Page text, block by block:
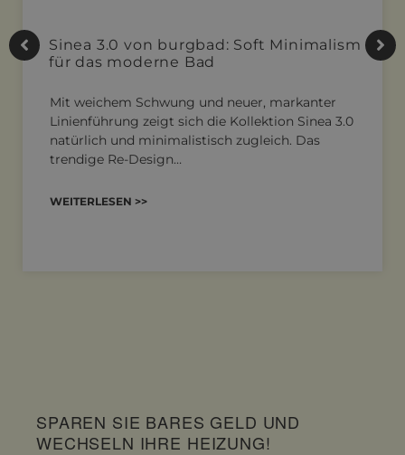
Sinea 3.0 von burgbad: Soft Minimalism
für das moderne Bad
Mit weichem Schwung und neuer, markanter
Linienführung zeigt sich die Kollektion Sinea 3.0
natürlich und minimalistisch zugleich. Das
trendige Re-Design…
WEITERLESEN >>
SPAREN SIE BARES GELD UND
WECHSELN IHRE HEIZUNG!